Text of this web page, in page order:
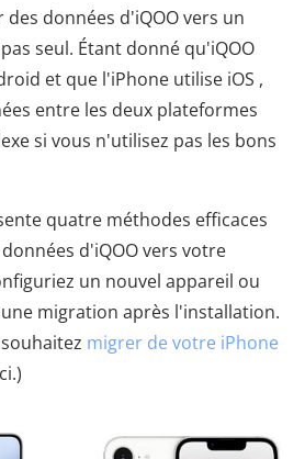
données d'iQOO vers un
seul. Étant donné qu'iQOO
et que l'iPhone utilise iOS ,
entre les deux plateformes
si vous n'utilisez pas les bons
quatre méthodes efficaces
d'iQOO vers votre
un nouvel appareil ou
migration après l'installation.
migrer de votre iPhone